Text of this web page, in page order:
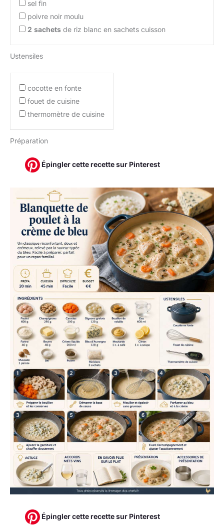
sel fin
poivre noir moulu
2 sachets de riz blanc en sachets cuisson
Ustensiles
cocotte en fonte
fouet de cuisine
thermomètre de cuisine
Préparation
Épingler cette recette sur Pinterest
Épingler cette recette sur Pinterest